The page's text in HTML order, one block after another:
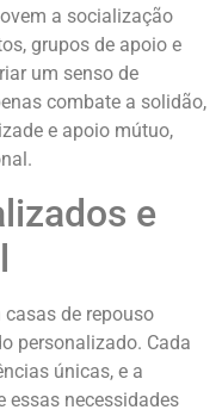
a socialização
grupos de apoio e
um senso de
combate a solidão,
e apoio mútuo,
e
de repouso
personalizado. Cada
únicas, e a
essas necessidades